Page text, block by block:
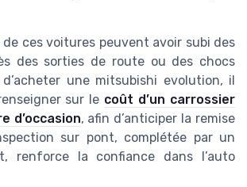
de ces voitures peuvent avoir subi des
des sorties de route ou des chocs
une mitsubishi evolution, il
sur le coût d’un carrossier
d’occasion, afin d’anticiper la remise
sur pont, complétée par un
renforce la confiance dans l’auto